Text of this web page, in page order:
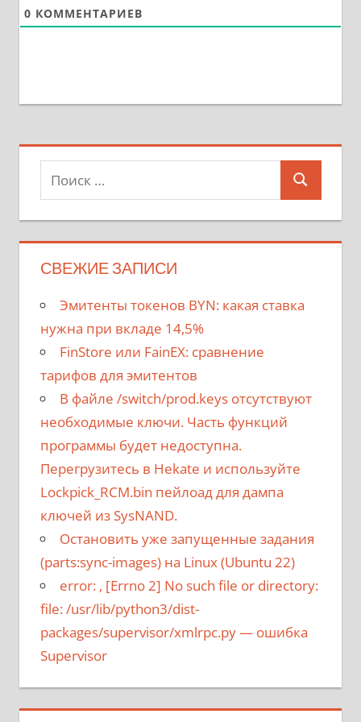
0 КОММЕНТАРИЕВ
Поиск
для:
Поиск
СВЕЖИЕ ЗАПИСИ
Эмитенты токенов BYN: какая ставка
нужна при вкладе 14,5%
FinStore или FainEX: сравнение
тарифов для эмитентов
В файле /switch/prod.keys отсутствуют
необходимые ключи. Часть функций
программы будет недоступна.
Перегрузитесь в Hekate и используйте
Lockpick_RCM.bin пейлоад для дампа
ключей из SysNAND.
Остановить уже запущенные задания
(parts:sync-images) на Linux (Ubuntu 22)
error: , [Errno 2] No such file or directory:
file: /usr/lib/python3/dist-
packages/supervisor/xmlrpc.py— ошибка
Supervisor